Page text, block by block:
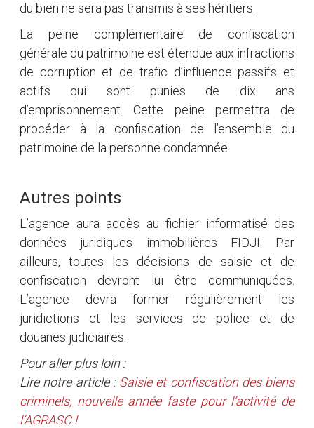
du bien ne sera pas transmis à ses héritiers.
La peine complémentaire de confiscation
générale du patrimoine est étendue aux infractions
de corruption et de trafic d’influence passifs et
actifs qui sont punies de dix ans
d’emprisonnement. Cette peine permettra de
procéder à la confiscation de l’ensemble du
patrimoine de la personne condamnée.
Autres points
L’agence aura accès au fichier informatisé des
données juridiques immobilières FIDJI. Par
ailleurs, toutes les décisions de saisie et de
confiscation devront lui être communiquées.
L’agence devra former régulièrement les
juridictions et les services de police et de
douanes judiciaires.
Pour aller plus loin :
Lire notre article : Saisie et confiscation des biens
criminels, nouvelle année faste pour l’activité de
l’AGRASC !